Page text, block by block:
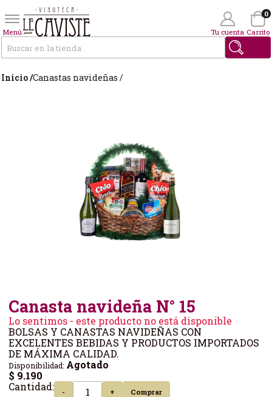
Menú Tu cuenta Carrito
0
Inicio /Canastas navideñas /
Canasta navideña N° 15
Lo sentimos - este producto no está disponible
BOLSAS Y CANASTAS NAVIDEÑAS CON
EXCELENTES BEBIDAS Y PRODUCTOS IMPORTADOS
DE MÁXIMA CALIDAD.
Disponibilidad: Agotado
$ 9.190
Cantidad:
- +
Comprar